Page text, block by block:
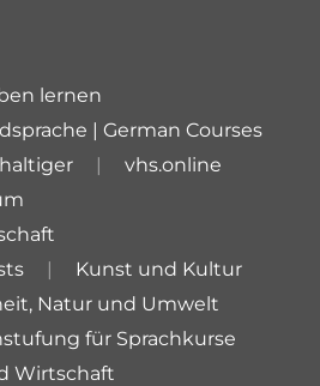
lernen
| German Courses
vhs.online
Kunst und Kultur
Natur und Umwelt
für Sprachkurse
Wirtschaft